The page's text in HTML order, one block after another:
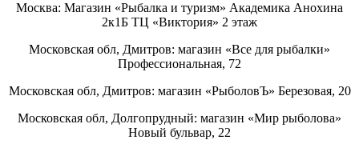
Москва: Магазин «Рыбалка и туризм» Академика Анохина
2к1Б ТЦ «Виктория» 2 этаж
Московская обл, Дмитров: магазин «Все для рыбалки»
Профессиональная, 72
Московская обл, Дмитров: магазин «РыболовЪ» Березовая, 20
Московская обл, Долгопрудный: магазин «Мир рыболова»
Новый бульвар, 22